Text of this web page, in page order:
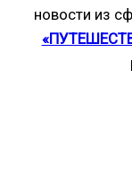
новости из